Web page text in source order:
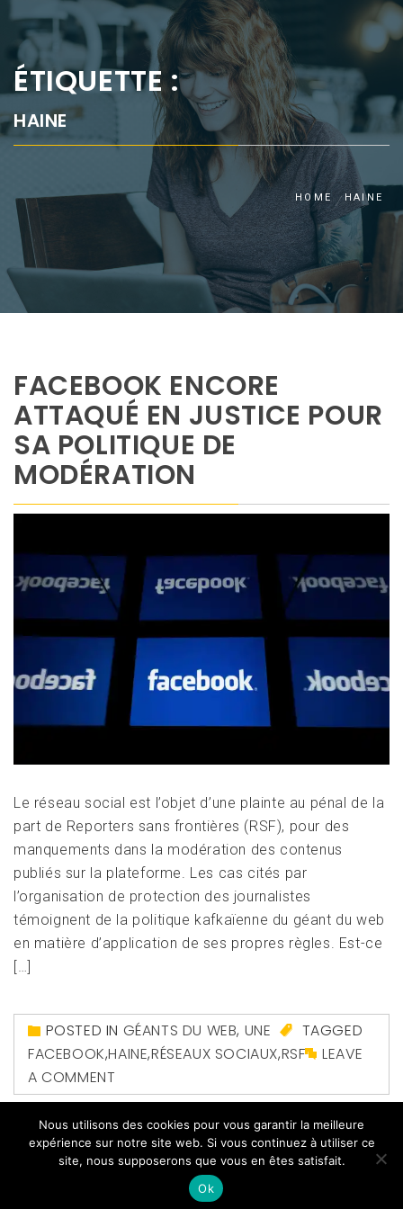
ÉTIQUETTE :
HAINE
HOME HAINE
FACEBOOK ENCORE
ATTAQUÉ EN JUSTICE POUR
SA POLITIQUE DE
MODÉRATION
Le réseau social est l’objet d’une plainte au pénal de la
part de Reporters sans frontières (RSF), pour des
manquements dans la modération des contenus
publiés sur la plateforme. Les cas cités par
l’organisation de protection des journalistes
témoignent de la politique kafkaïenne du géant du web
en matière d’application de ses propres règles. Est-ce
[…]
POSTED IN GÉANTS DU WEB, UNE
TAGGED
FACEBOOK,HAINE,RÉSEAUX SOCIAUX,RSF
LEAVE
A COMMENT
Nous utilisons des cookies pour vous garantir la meilleure
expérience sur notre site web. Si vous continuez à utiliser ce
site, nous supposerons que vous en êtes satisfait.
Ok